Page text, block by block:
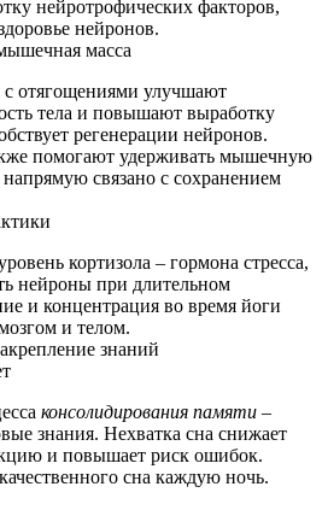
нейротрофических факторов,
нейронов.
масса
отягощениями улучшают
тела и повышают выработку
регенерации нейронов.
помогают удерживать мышечную
связано с сохранением
кортизола – гормона стресса,
нейроны при длительном
и концентрация во время йоги
и телом.
знаний
консолидирования памяти –
знания. Нехватка сна снижает
и повышает риск ошибок.
сна каждую ночь.